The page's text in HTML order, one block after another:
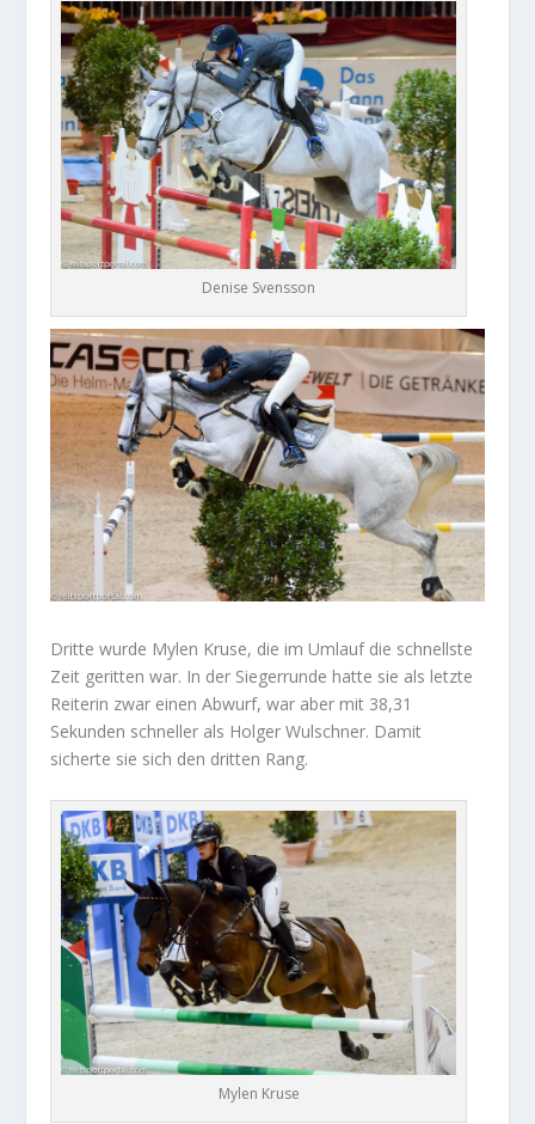
Denise Svensson
Dritte wurde Mylen Kruse, die im Umlauf die schnellste
Zeit geritten war. In der Siegerrunde hatte sie als letzte
Reiterin zwar einen Abwurf, war aber mit 38,31
Sekunden schneller als Holger Wulschner. Damit
sicherte sie sich den dritten Rang.
Mylen Kruse